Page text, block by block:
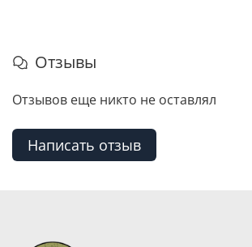
Отзывы
Отзывов еще никто не оставлял
Написать отзыв